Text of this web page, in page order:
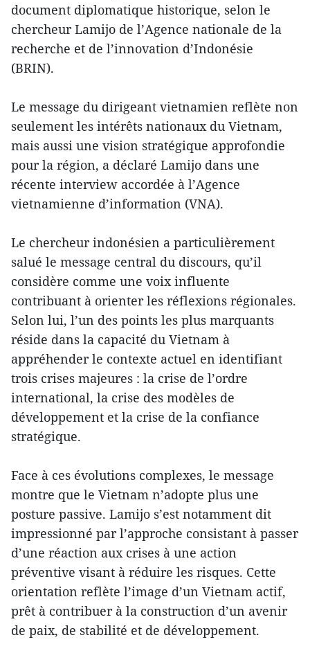
document diplomatique historique, selon le
chercheur Lamijo de l’Agence nationale de la
recherche et de l’innovation d’Indonésie
(BRIN).
Le message du dirigeant vietnamien reflète non
seulement les intérêts nationaux du Vietnam,
mais aussi une vision stratégique approfondie
pour la région, a déclaré Lamijo dans une
récente interview accordée à l’Agence
vietnamienne d’information (VNA).
Le chercheur indonésien a particulièrement
salué le message central du discours, qu’il
considère comme une voix influente
contribuant à orienter les réflexions régionales.
Selon lui, l’un des points les plus marquants
réside dans la capacité du Vietnam à
appréhender le contexte actuel en identifiant
trois crises majeures : la crise de l’ordre
international, la crise des modèles de
développement et la crise de la confiance
stratégique.
Face à ces évolutions complexes, le message
montre que le Vietnam n’adopte plus une
posture passive. Lamijo s’est notamment dit
impressionné par l’approche consistant à passer
d’une réaction aux crises à une action
préventive visant à réduire les risques. Cette
orientation reflète l’image d’un Vietnam actif,
prêt à contribuer à la construction d’un avenir
de paix, de stabilité et de développement.